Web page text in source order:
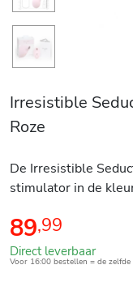
Irresistible
Roze
De Irresistible
stimulator in de
89,99
Direct leverbaar
Voor 16:00 bestellen = de zelfde